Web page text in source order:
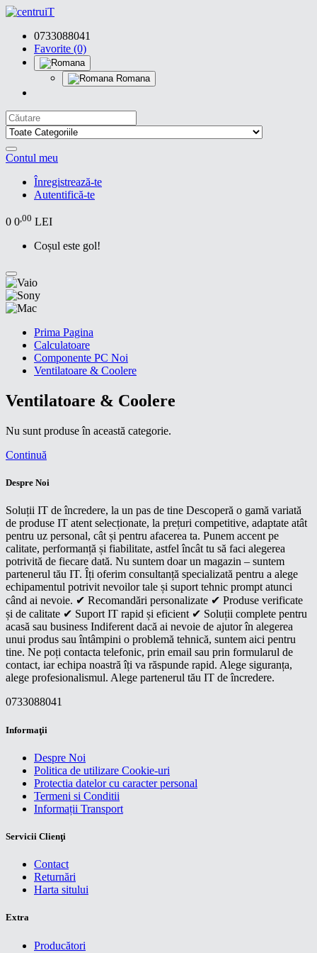
0733088041
Favorite (0)
Romana
Contul meu
Înregistrează-te
Autentifică-te
0 0,00 LEI
Coșul este gol!
Prima Pagina
Calculatoare
Componente PC Noi
Ventilatoare & Coolere
Ventilatoare & Coolere
Nu sunt produse în această categorie.
Continuă
Despre Noi
Soluții IT de încredere, la un pas de tine Descoperă o gamă variată
de produse IT atent selecționate, la prețuri competitive, adaptate atât
pentru uz personal, cât și pentru afacerea ta. Punem accent pe
calitate, performanță și fiabilitate, astfel încât tu să faci alegerea
potrivită de fiecare dată. Nu suntem doar un magazin – suntem
partenerul tău IT. Îți oferim consultanță specializată pentru a alege
echipamentul potrivit nevoilor tale și suport tehnic prompt atunci
când ai nevoie. ✔ Recomandări personalizate ✔ Produse verificate
și de calitate ✔ Suport IT rapid și eficient ✔ Soluții complete pentru
acasă sau business Indiferent dacă ai nevoie de ajutor în alegerea
unui produs sau întâmpini o problemă tehnică, suntem aici pentru
tine. Ne poți contacta telefonic, prin email sau prin formularul de
contact, iar echipa noastră îți va răspunde rapid. Alege siguranța,
alege profesionalismul. Alege partenerul tău IT de încredere.
0733088041
Informaţii
Despre Noi
Politica de utilizare Cookie-uri
Protectia datelor cu caracter personal
Termeni si Conditii
Informații Transport
Servicii Clienţi
Contact
Returnări
Harta sitului
Extra
Producători